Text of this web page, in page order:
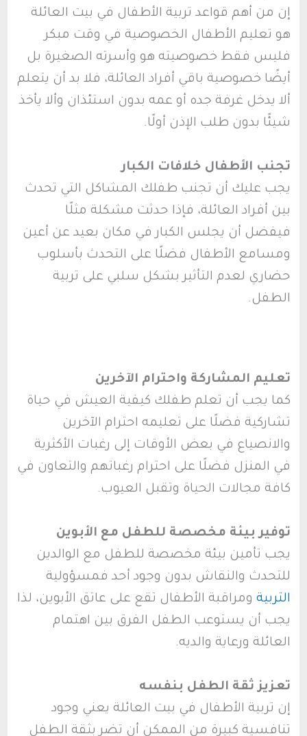
إن من أهم قواعد تربية الأطفال في بيت العائلة
هو تعليم الأطفال الخصوصية في وقت مبكر
فليس فقط خصوصيته هو وأسرته الصغيرة بل
أيضًا خصوصية باقي أفراد العائلة، فلا بد أن يتعلم
ألا يدخل غرفة جده أو عمه بدون استئذان وألا يأخذ
شيئًا بدون طلب الإذن أولًا.
تجنب الأطفال خلافات الكبار
يجب عليك أن تجنب طفلك المشاكل التي تحدث
بين أفراد العائلة، فإذا حدثت مشكلة مثلًا
فيفضل أن يجلس الكبار في مكان بعيد عن أعين
ومسامع الأطفال فضلًا على التحدث بأسلوب
حضاري لعدم التأثير بشكل سلبي على تربية
الطفل.
تعليم المشاركة واحترام الآخرين
كما يجب أن تعلم طفلك كيفية العيش في حياة
تشاركية فضلًا على تعليمه احترام الآخرين
والانصياع في بعض الأوقات إلى رغبات الأكثرية
في المنزل فضلًا على احترام رغباتهم والتعاون في
كافة مجالات الحياة وتقبل العيوب.
توفير بيئة مخصصة للطفل مع الأبوين
يجب تأمين بيئة مخصصة للطفل مع الوالدين
للتحدث والنقاش بدون وجود أحد فمسؤولية
التربيةومراقبة الأطفال تقع على عاتق الأبوين، لذا
يجب أن يستوعب الطفل الفرق بين اهتمام
العائلة ورعاية والديه.
تعزيز ثقة الطفل بنفسه
إن تربية الأطفال في بيت العائلة يعني وجود
تنافسية كبيرة من الممكن أن تضر بثقة الطفل